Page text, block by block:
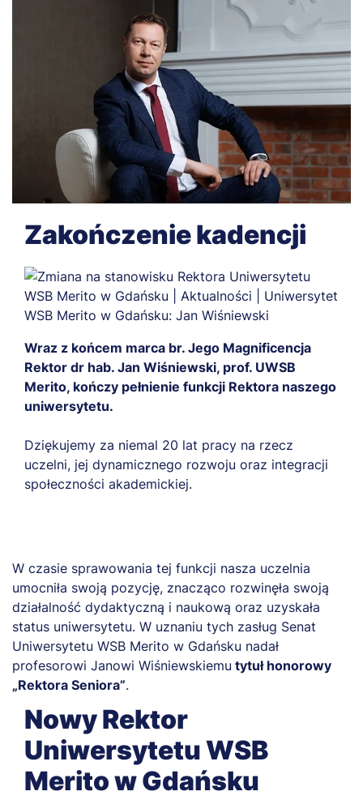
Zakończenie kadencji
Wraz z końcem marca br. Jego Magnificencja
Rektor dr hab. Jan Wiśniewski, prof. UWSB
Merito, kończy pełnienie funkcji Rektora naszego
uniwersytetu.
Dziękujemy za niemal 20 lat pracy na rzecz
uczelni, jej dynamicznego rozwoju oraz integracji
społeczności akademickiej.
W czasie sprawowania tej funkcji nasza uczelnia
umocniła swoją pozycję, znacząco rozwinęła swoją
działalność dydaktyczną i naukową oraz uzyskała
status uniwersytetu. W uznaniu tych zasług Senat
Uniwersytetu WSB Merito w Gdańsku nadał
profesorowi Janowi Wiśniewskiemu tytuł honorowy
„Rektora Seniora”.
Nowy Rektor
Uniwersytetu WSB
Merito w Gdańsku